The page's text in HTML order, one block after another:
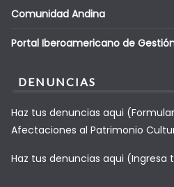
Comunidad Andina
Portal Iberoamericano de
DENUNCIAS
Haz tus denuncias aqui
Afectaciones al Patrimonio
Haz tus denuncias aqui